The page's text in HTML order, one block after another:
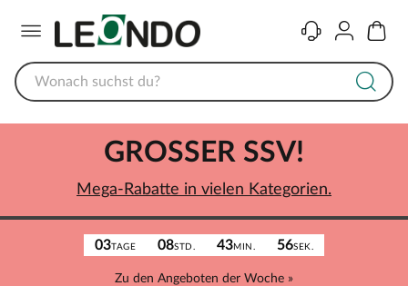
KontaktKonto
03TAGE 08STD. 43MIN. 56SEK.
Zu den Angeboten der Woche »
GROSSER SSV!
Mega-Rabatte in vielen Kategorien.